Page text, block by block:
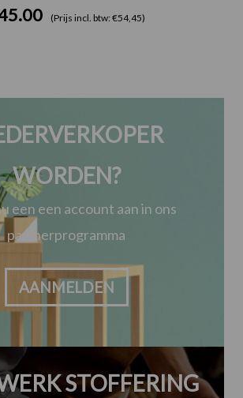
(Prijs incl. btw: €54,45)
WORDEN?
een een account aan in ons
partnerprogramma
AANMELDEN
STOFFERING